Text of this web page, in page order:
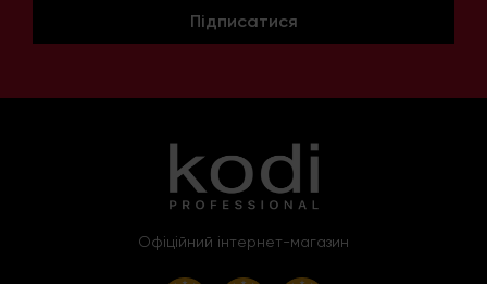
Підписатися
Офіційний інтернет-магазин